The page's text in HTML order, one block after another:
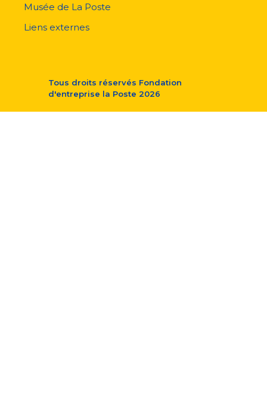
Musée de La Poste
Liens externes
Tous droits réservés Fondation
d'entreprise la Poste 2026